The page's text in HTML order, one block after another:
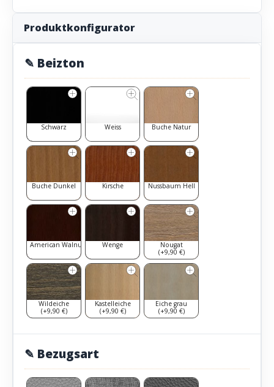
Produktkonfigurator
✎ Beizton
Schwarz Weiss Buche Natur
Buche Dunkel Kirsche Nussbaum Hell
American Walnut Wenge
Nougat
(+9,90 €)
Wildeiche
(+9,90 €)
Kastelleiche
(+9,90 €)
Eiche grau
(+9,90 €)
✎ Bezugsart